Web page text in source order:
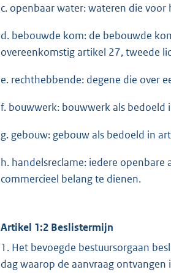
c. openbaar water: wateren die
d. bebouwde kom: de bebouwde
overeenkomstig artikel 27, tweede
e. rechthebbende: degene die over
f. bouwwerk: bouwwerk als bedoeld
g. gebouw: gebouw als bedoeld in
h. handelsreclame: iedere
commercieel belang te dienen.
Artikel 1:2 Beslistermijn
1. Het bevoegde bestuursorgaan
dag waarop de aanvraag ontvangen